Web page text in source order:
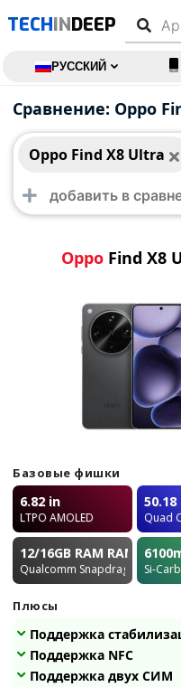
TECHINDEEP
РУССКИЙ
Сравнение: Oppo
Oppo Find X8 Ultra
Oppo Find X8
Oppo Find X8
Базовые фишки
6.82 in
LTPO AMOLED
50.18
Quad
12/16GB RAM RAM
Qualcomm Snapdragon 8 Elite
6100
Si-
Плюсы
Поддержка
Поддержка NFC
Поддержка двух СИМ